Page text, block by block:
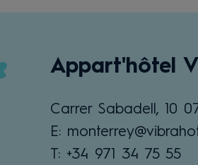
Appart'hôtel
Carrer Sabadell, 10
E:
T: +34 971 34 75 55